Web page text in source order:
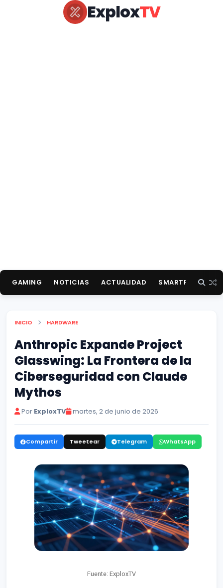
ExploxTV
GAMING NOTICIAS ACTUALIDAD SMARTPHONES
INICIO HARDWARE
Anthropic Expande Project
Glasswing: La Frontera de la
Ciberseguridad con Claude
Mythos
Por ExploxTV martes, 2 de junio de 2026
Compartir Tweetear Telegram WhatsApp
Fuente: ExploxTV